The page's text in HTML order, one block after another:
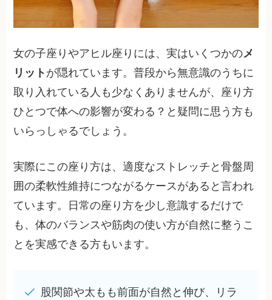
女の子座りやアヒル座りには、実はいくつかのメ
リット が隠れています。普段から無意識のうちに
取り入れている人も少なくありませんが、座り方
ひとつで体への影響が変わる？と疑問に思う方も
いらっしゃるでしょう。
実際にこの座り方は、適度なストレッチと骨盤周
囲の柔軟性維持につながるケースがあると言われ
ています。日常の座り方を少し意識するだけで
も、体のバランスや筋肉の使い方が自然に整うこ
とを実感できる方もいます。
股関節や太もも前面が自然と伸び、リラ